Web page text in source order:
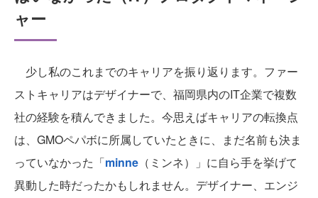
ャー
少し私のこれまでのキャリアを振り返ります。ファー
ストキャリアはデザイナーで、福岡県内のIT企業で複数
社の経験を積んできました。今思えばキャリアの転換点
は、GMOペパボに所属していたときに、まだ名前も決ま
っていなかった「minne （ミンネ）」に自ら手を挙げて
異動した時だったかもしれません。デザイナー、エンジ